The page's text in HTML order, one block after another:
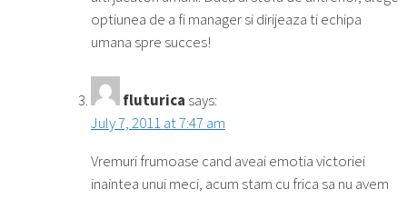
optiunea de a fi manager si dirijeaza ti echipa
umana spre succes!
fluturica says:
July 7, 2011 at 7:47 am
Vremuri frumoase cand aveai emotia victoriei
inaintea unui meci, acum stam cu frica sa nu avem